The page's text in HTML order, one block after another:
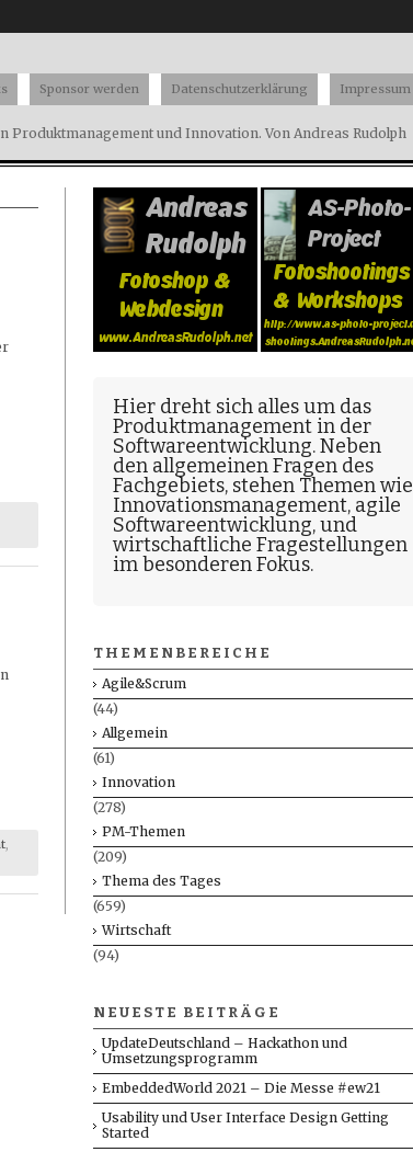
und Innovation. Von Andreas Rudolph
Sponsor werden Datenschutzerklärung Impressum
,
Hier dreht sich alles um das
Produktmanagement in der
Softwareentwicklung. Neben
den allgemeinen Fragen des
Fachgebiets, stehen Themen wie
Innovationsmanagement, agile
Softwareentwicklung, und
wirtschaftliche Fragestellungen
im besonderen Fokus.
THEMENBEREICHE
Agile&Scrum
(44)
Allgemein
(61)
Innovation
(278)
PM-Themen
(209)
Thema des Tages
(659)
Wirtschaft
(94)
NEUESTE BEITRÄGE
UpdateDeutschland – Hackathon und
Umsetzungsprogramm
EmbeddedWorld 2021 – Die Messe #ew21
Usability und User Interface Design Getting
Started